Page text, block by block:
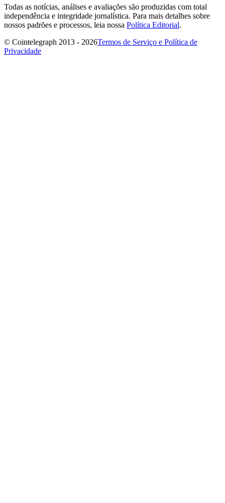
Todas as notícias, análises e avaliações são produzidas com total
independência e integridade jornalística. Para mais detalhes sobre
nossos padrões e processos, leia nossa Política Editorial.
© Cointelegraph 2013 - 2026Termos de Serviço e Política de
Privacidade